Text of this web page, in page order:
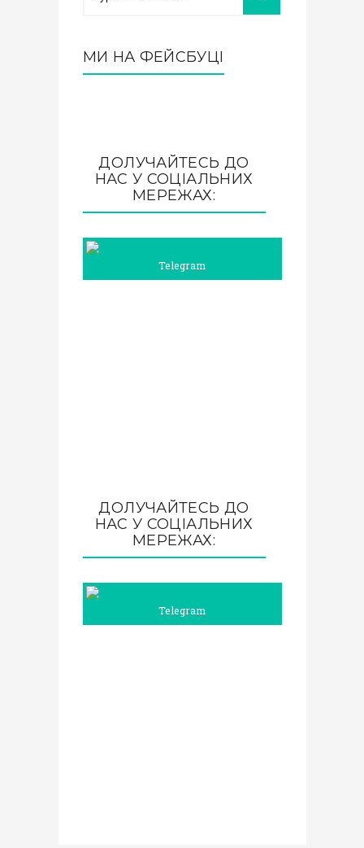
МИ НА ФЕЙСБУЦІ
ДОЛУЧАЙТЕСЬ ДО
НАС У СОЦІАЛЬНИХ
МЕРЕЖАХ:
Telegram
ДОЛУЧАЙТЕСЬ ДО
НАС У СОЦІАЛЬНИХ
МЕРЕЖАХ:
Telegram